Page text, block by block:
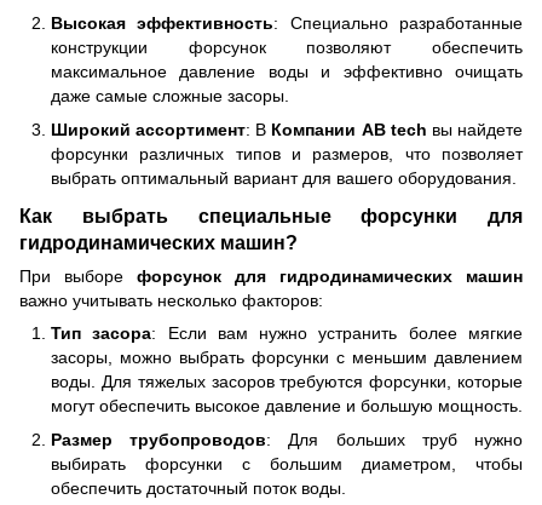
Высокая эффективность: Специально разработанные
конструкции форсунок позволяют обеспечить
максимальное давление воды и эффективно очищать
даже самые сложные засоры.
Широкий ассортимент: В Компании AB tech вы найдете
форсунки различных типов и размеров, что позволяет
выбрать оптимальный вариант для вашего оборудования.
Как выбрать специальные форсунки для
гидродинамических машин?
При выборе форсунок для гидродинамических машин
важно учитывать несколько факторов:
Тип засора: Если вам нужно устранить более мягкие
засоры, можно выбрать форсунки с меньшим давлением
воды. Для тяжелых засоров требуются форсунки, которые
могут обеспечить высокое давление и большую мощность.
Размер трубопроводов: Для больших труб нужно
выбирать форсунки с большим диаметром, чтобы
обеспечить достаточный поток воды.